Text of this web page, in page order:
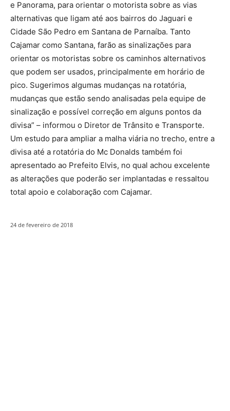
e Panorama, para orientar o motorista sobre as vias
alternativas que ligam até aos bairros do Jaguari e
Cidade São Pedro em Santana de Parnaíba. Tanto
Cajamar como Santana, farão as sinalizações para
orientar os motoristas sobre os caminhos alternativos
que podem ser usados, principalmente em horário de
pico. Sugerimos algumas mudanças na rotatória,
mudanças que estão sendo analisadas pela equipe de
sinalização e possível correção em alguns pontos da
divisa” – informou o Diretor de Trânsito e Transporte.
Um estudo para ampliar a malha viária no trecho, entre a
divisa até a rotatória do Mc Donalds também foi
apresentado ao Prefeito Elvis, no qual achou excelente
as alterações que poderão ser implantadas e ressaltou
total apoio e colaboração com Cajamar.
24 de fevereiro de 2018